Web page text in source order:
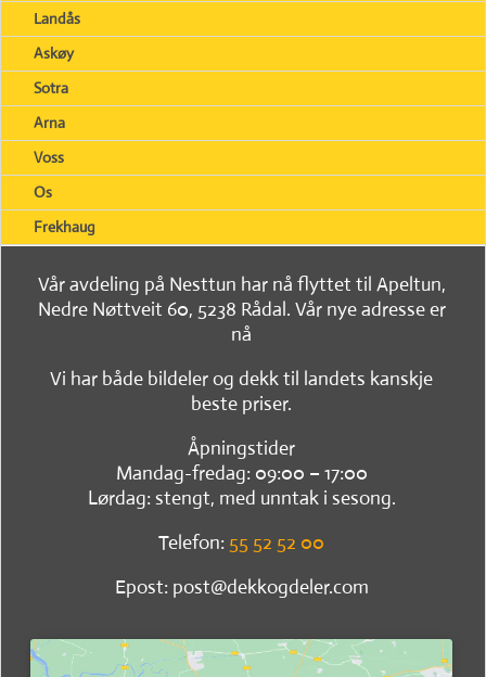
Landås
Askøy
Sotra
Arna
Voss
Os
Frekhaug
Vår avdeling på Nesttun har nå flyttet til Apeltun,
Nedre Nøttveit 60, 5238 Rådal. Vår nye adresse er
nå
Vi har både bildeler og dekk til landets kanskje
beste priser.
Åpningstider
Mandag-fredag: 09:00 – 17:00
Lørdag: stengt, med unntak i sesong.
Telefon: 55 52 52 00
Epost: post@dekkogdeler.com